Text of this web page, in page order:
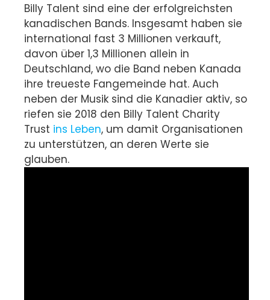
Billy Talent sind eine der erfolgreichsten
kanadischen Bands. Insgesamt haben sie
international fast 3 Millionen verkauft,
davon über 1,3 Millionen allein in
Deutschland, wo die Band neben Kanada
ihre treueste Fangemeinde hat. Auch
neben der Musik sind die Kanadier aktiv, so
riefen sie 2018 den Billy Talent Charity
Trust ins Leben, um damit Organisationen
zu unterstützen, an deren Werte sie
glauben.